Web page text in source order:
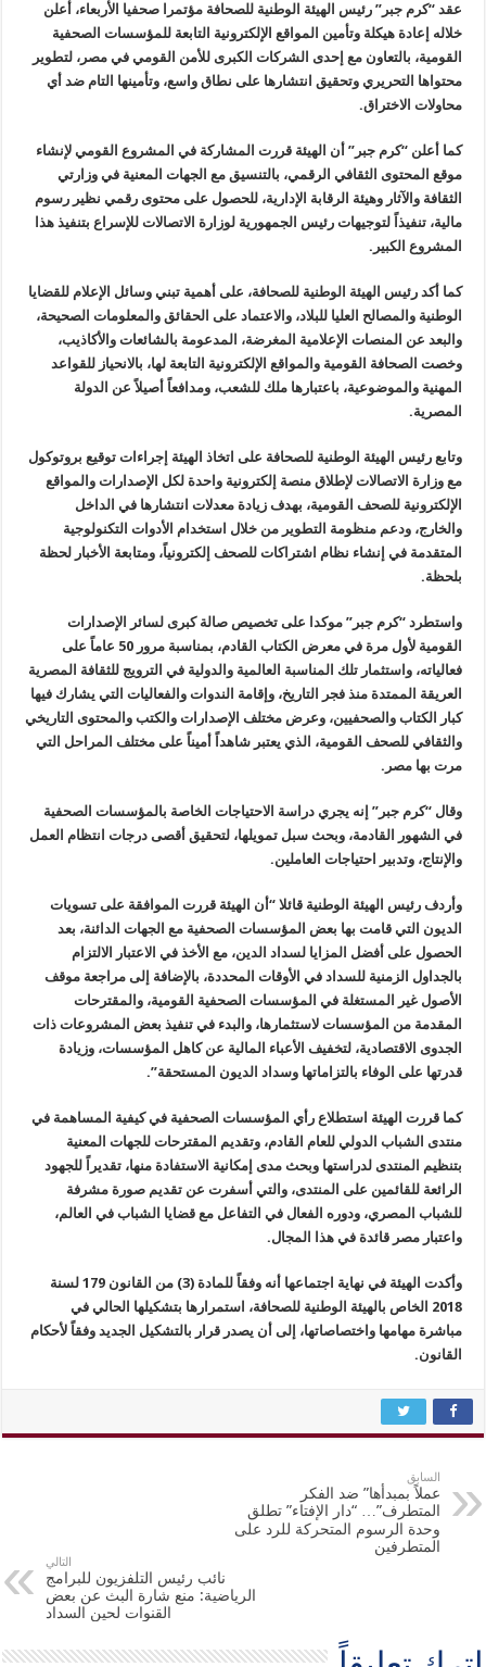
عقد “كرم جبر” رئيس الهيئة الوطنية للصحافة مؤتمرا صحفيا الأربعاء، أعلن
خلاله إعادة هيكلة وتأمين المواقع الإلكترونية التابعة للمؤسسات الصحفية
القومية، بالتعاون مع إحدى الشركات الكبرى للأمن القومي في مصر، لتطوير
محتواها التحريري وتحقيق انتشارها على نطاق واسع، وتأمينها التام ضد أي
محاولات الاختراق.
كما أعلن “كرم جبر” أن الهيئة قررت المشاركة في المشروع القومي لإنشاء
موقع المحتوى الثقافي الرقمي، بالتنسيق مع الجهات المعنية في وزارتي
الثقافة والآثار وهيئة الرقابة الإدارية، للحصول على محتوى رقمي نظير رسوم
مالية، تنفيذاً لتوجيهات رئيس الجمهورية لوزارة الاتصالات للإسراع بتنفيذ هذا
المشروع الكبير.
كما أكد رئيس الهيئة الوطنية للصحافة، على أهمية تبني وسائل الإعلام للقضايا
الوطنية والمصالح العليا للبلاد، والاعتماد على الحقائق والمعلومات الصحيحة،
والبعد عن المنصات الإعلامية المغرضة، المدعومة بالشائعات والأكاذيب،
وخصت الصحافة القومية والمواقع الإلكترونية التابعة لها، بالانحياز للقواعد
المهنية والموضوعية، باعتبارها ملك للشعب، ومدافعاً أصيلاً عن الدولة
المصرية.
وتابع رئيس الهيئة الوطنية للصحافة على اتخاذ الهيئة إجراءات توقيع بروتوكول
مع وزارة الاتصالات لإطلاق منصة إلكترونية واحدة لكل الإصدارات والمواقع
الإلكترونية للصحف القومية، بهدف زيادة معدلات انتشارها في الداخل
والخارج، ودعم منظومة التطوير من خلال استخدام الأدوات التكنولوجية
المتقدمة في إنشاء نظام اشتراكات للصحف إلكترونياً، ومتابعة الأخبار لحظة
بلحظة.
واستطرد “كرم جبر” موكدا على تخصيص صالة كبرى لسائر الإصدارات
القومية لأول مرة في معرض الكتاب القادم، بمناسبة مرور 50 عاماً على
فعالياته، واستثمار تلك المناسبة العالمية والدولية في الترويج للثقافة المصرية
العريقة الممتدة منذ فجر التاريخ، وإقامة الندوات والفعاليات التي يشارك فيها
كبار الكتاب والصحفيين، وعرض مختلف الإصدارات والكتب والمحتوى التاريخي
والثقافي للصحف القومية، الذي يعتبر شاهداً أميناً على مختلف المراحل التي
مرت بها مصر.
وقال “كرم جبر” إنه يجري دراسة الاحتياجات الخاصة بالمؤسسات الصحفية
في الشهور القادمة، وبحث سبل تمويلها، لتحقيق أقصى درجات انتظام العمل
والإنتاج، وتدبير احتياجات العاملين.
وأردف رئيس الهيئة الوطنية قائلا “أن الهيئة قررت الموافقة على تسويات
الديون التي قامت بها بعض المؤسسات الصحفية مع الجهات الدائنة، بعد
الحصول على أفضل المزايا لسداد الدين، مع الأخذ في الاعتبار الالتزام
بالجداول الزمنية للسداد في الأوقات المحددة، بالإضافة إلى مراجعة موقف
الأصول غير المستغلة في المؤسسات الصحفية القومية، والمقترحات
المقدمة من المؤسسات لاستثمارها، والبدء في تنفيذ بعض المشروعات ذات
الجدوى الاقتصادية، لتخفيف الأعباء المالية عن كاهل المؤسسات، وزيادة
قدرتها على الوفاء بالتزاماتها وسداد الديون المستحقة”.
كما قررت الهيئة استطلاع رأي المؤسسات الصحفية في كيفية المساهمة في
منتدى الشباب الدولي للعام القادم، وتقديم المقترحات للجهات المعنية
بتنظيم المنتدى لدراستها وبحث مدى إمكانية الاستفادة منها، تقديراً للجهود
الرائعة للقائمين على المنتدى، والتي أسفرت عن تقديم صورة مشرفة
للشباب المصري، ودوره الفعال في التفاعل مع قضايا الشباب في العالم،
واعتبار مصر قائدة في هذا المجال.
وأكدت الهيئة في نهاية اجتماعها أنه وفقاً للمادة (3) من القانون 179 لسنة
2018 الخاص بالهيئة الوطنية للصحافة، استمرارها بتشكيلها الحالي في
مباشرة مهامها واختصاصاتها، إلى أن يصدر قرار بالتشكيل الجديد وفقاً لأحكام
القانون.
السابق
عملاً بمبدأها” ضد الفكر
المتطرف”… “دار الإفتاء” تطلق
وحدة الرسوم المتحركة للرد على
المتطرفين
التالي
نائب رئيس التلفزيون للبرامج
الرياضية: منع شارة البث عن بعض
القنوات لحين السداد